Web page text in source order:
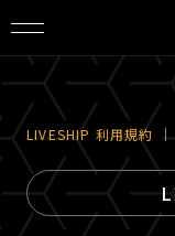
会員登録
LIVESHIP 利⽤規約